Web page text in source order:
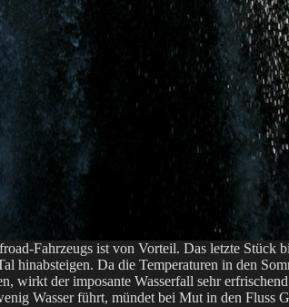
Fahrzeugs ist von Vorteil. Das letzte Stück
hinabsteigen. Da die Temperaturen in den
wirkt der imposante Wasserfall sehr
Wasser führt, mündet bei Mut in den Fluss